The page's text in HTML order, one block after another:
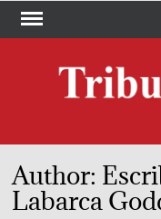
Skip
Author:
Labarca